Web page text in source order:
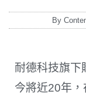
By
耐德科技旗下
今將近20年